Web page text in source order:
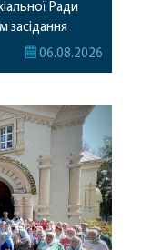
Ради
засідання
членів Ради
Божої
та
06.08.2026